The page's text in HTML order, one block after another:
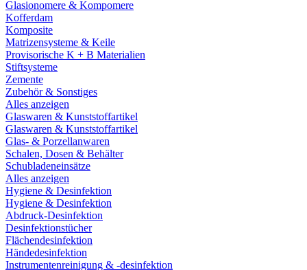
Glasionomere & Kompomere
Kofferdam
Komposite
Matrizensysteme & Keile
Provisorische K + B Materialien
Stiftsysteme
Zemente
Zubehör & Sonstiges
Alles anzeigen
Glaswaren & Kunststoffartikel
Glaswaren & Kunststoffartikel
Glas- & Porzellanwaren
Schalen, Dosen & Behälter
Schubladeneinsätze
Alles anzeigen
Hygiene & Desinfektion
Hygiene & Desinfektion
Abdruck-Desinfektion
Desinfektionstücher
Flächendesinfektion
Händedesinfektion
Instrumentenreinigung & -desinfektion